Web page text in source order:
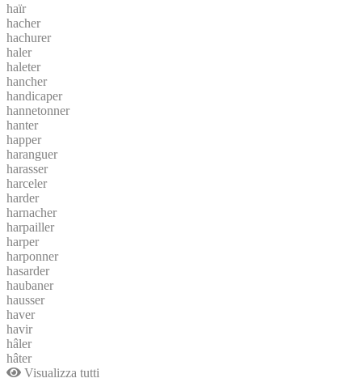
haïr
hacher
hachurer
haler
haleter
hancher
handicaper
hannetonner
hanter
happer
haranguer
harasser
harceler
harder
harnacher
harpailler
harper
harponner
hasarder
haubaner
hausser
haver
havir
hâler
hâter
Visualizza tutti